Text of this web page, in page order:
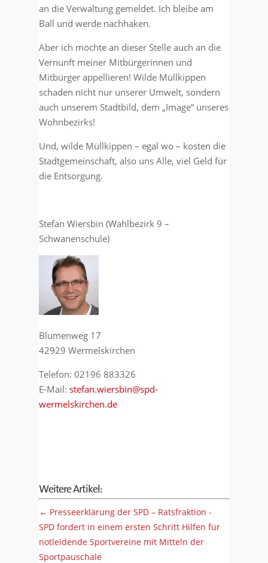
an die Verwaltung gemeldet. Ich bleibe am
Ball und werde nachhaken.
Aber ich möchte an dieser Stelle auch an die
Vernunft meiner Mitbürgerinnen und
Mitbürger appellieren! Wilde Müllkippen
schaden nicht nur unserer Umwelt, sondern
auch unserem Stadtbild, dem „Image“ unseres
Wohnbezirks!
Und, wilde Müllkippen – egal wo – kosten die
Stadtgemeinschaft, also uns Alle, viel Geld für
die Entsorgung.
Stefan Wiersbin (Wahlbezirk 9 –
Schwanenschule)
Blumenweg 17
42929 Wermelskirchen
Telefon: 02196 883326
E-Mail: stefan.wiersbin@spd-
wermelskirchen.de
Weitere Artikel:
← Presseerklärung der SPD – Ratsfraktion -
SPD fordert in einem ersten Schritt Hilfen für
notleidende Sportvereine mit Mitteln der
Sportpauschale